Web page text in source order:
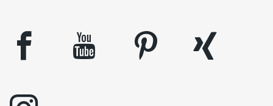
facebook youtube pinterest
xing